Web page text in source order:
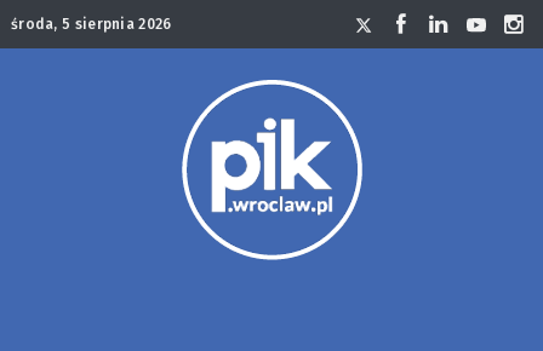
środa, 5 sierpnia 2026